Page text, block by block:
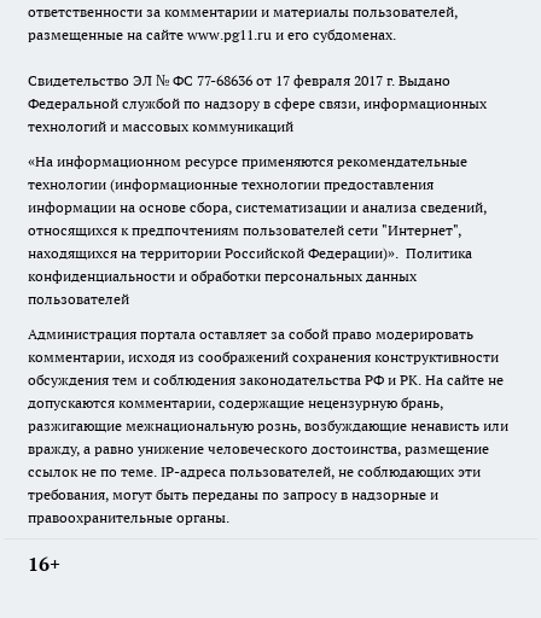
ответственности за комментарии и материалы пользователей,
размещенные на сайте www.pg11.ru и его субдоменах.
Свидетельство ЭЛ № ФС 77-68636 от 17 февраля 2017 г. Выдано
Федеральной службой по надзору в сфере связи, информационных
технологий и массовых коммуникаций
«На информационном ресурсе применяются рекомендательные
технологии (информационные технологии предоставления
информации на основе сбора, систематизации и анализа сведений,
относящихся к предпочтениям пользователей сети "Интернет",
находящихся на территории Российской Федерации)». Политика
конфиденциальности и обработки персональных данных
пользователей
Администрация портала оставляет за собой право модерировать
комментарии, исходя из соображений сохранения конструктивности
обсуждения тем и соблюдения законодательства РФ и РК. На сайте не
допускаются комментарии, содержащие нецензурную брань,
разжигающие межнациональную рознь, возбуждающие ненависть или
вражду, а равно унижение человеческого достоинства, размещение
ссылок не по теме. IP-адреса пользователей, не соблюдающих эти
требования, могут быть переданы по запросу в надзорные и
правоохранительные органы.
16+